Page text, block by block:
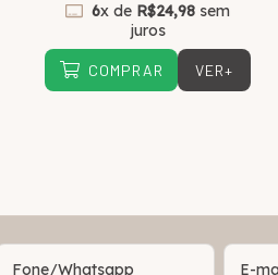
6x de R$24,98sem
juros
COMPRAR VER+